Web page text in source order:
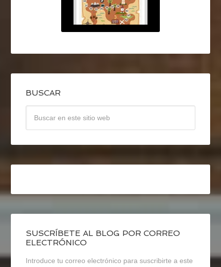
BUSCAR
SUSCRÍBETE AL BLOG POR CORREO
ELECTRÓNICO
Introduce tu correo electrónico para suscribirte a este